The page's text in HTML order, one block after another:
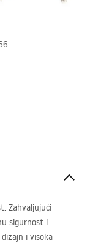
Zahvaljujući
sigurnost i
i visoka